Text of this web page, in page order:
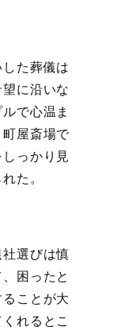
た葬儀は
に沿いな
で心温ま
屋斎場で
っかり見
た。
選びは慎
困ったと
ことが大
れるとこ